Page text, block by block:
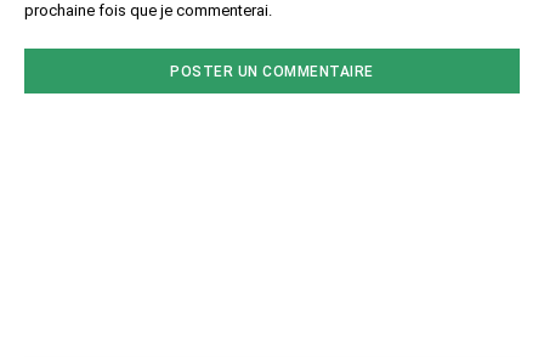
prochaine fois que je commenterai.